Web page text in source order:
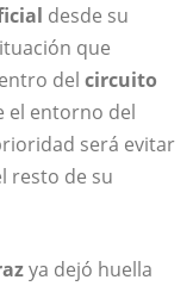
desde su
que
del circuito
el entorno del
será evitar
resto de su
ya dejó huella